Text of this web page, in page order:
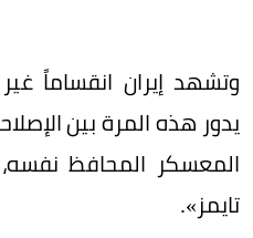
وتشهد إيران انقساماً
يدور هذه المرة بين
المعسكر المحافظ
تايمز».